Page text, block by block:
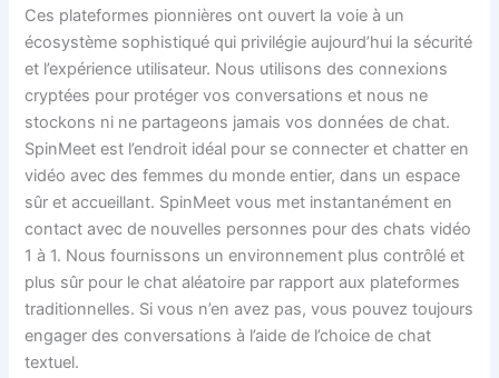
Ces plateformes pionnières ont ouvert la voie à un
écosystème sophistiqué qui privilégie aujourd’hui la sécurité
et l’expérience utilisateur. Nous utilisons des connexions
cryptées pour protéger vos conversations et nous ne
stockons ni ne partageons jamais vos données de chat.
SpinMeet est l’endroit idéal pour se connecter et chatter en
vidéo avec des femmes du monde entier, dans un espace
sûr et accueillant. SpinMeet vous met instantanément en
contact avec de nouvelles personnes pour des chats vidéo
1 à 1. Nous fournissons un environnement plus contrôlé et
plus sûr pour le chat aléatoire par rapport aux plateformes
traditionnelles. Si vous n’en avez pas, vous pouvez toujours
engager des conversations à l’aide de l’choice de chat
textuel.